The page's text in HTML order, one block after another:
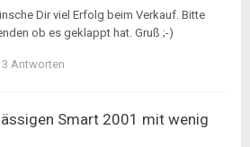
Dir viel Erfolg beim Verkauf. Bitte
ob es geklappt hat. Gruß ;-)
3 Antworten
Smart 2001 mit wenig